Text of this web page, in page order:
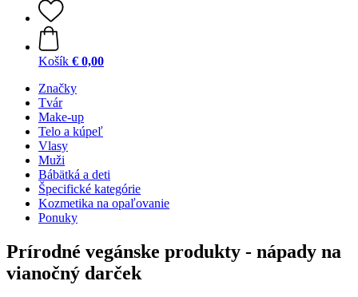
Košík € 0,00
Značky
Tvár
Make-up
Telo a kúpeľ
Vlasy
Muži
Bábätká a deti
Špecifické kategórie
Kozmetika na opaľovanie
Ponuky
Prírodné vegánske produkty - nápady na
vianočný darček